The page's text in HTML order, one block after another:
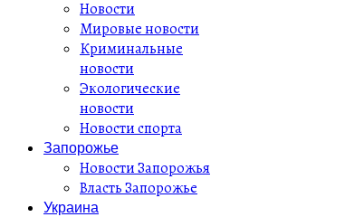
Новости
Мировые новости
Криминальные
новости
Экологические
новости
Новости спорта
Запорожье
Новости Запорожья
Власть Запорожье
Украина